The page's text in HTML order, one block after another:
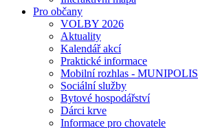
Pro občany
VOLBY 2026
Aktuality
Kalendář akcí
Praktické informace
Mobilní rozhlas - MUNIPOLIS
Sociální služby
Bytové hospodářství
Dárci krve
Informace pro chovatele